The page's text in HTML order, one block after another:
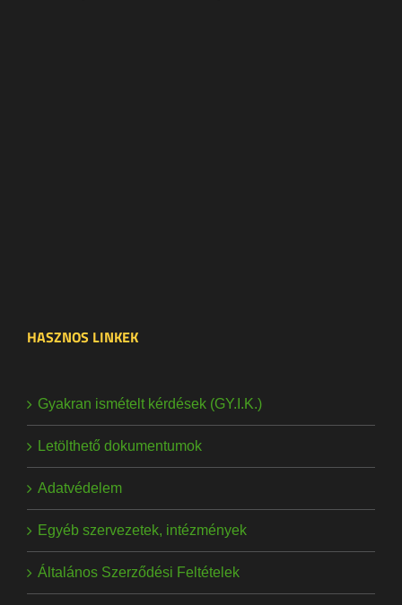
HASZNOS LINKEK
Gyakran ismételt kérdések (GY.I.K.)
Letölthető dokumentumok
Adatvédelem
Egyéb szervezetek, intézmények
Általános Szerződési Feltételek